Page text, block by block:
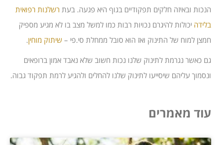
הנכות ובאיזה חלקים תפקודיים בגוף היא פגעה. בעת רשלנות רפואית
בלידה יכולות להיגרם נכויות רבות כמו למשל מצב בו לא מגיע מספיק
חמצן למוח של התינוק ואז הוא סובל ממחלת סי.פי – שיתוק מוחין.
גם כאשר נגרמת לתינוק שלנו נכות חשוב שלא נאבד אמון ברופאים
ונסמוך עליהם שיסייעו לתינוק שלנו להחלים ולהגיע לרמת תפקוד גבוה.
עוד מאמרים